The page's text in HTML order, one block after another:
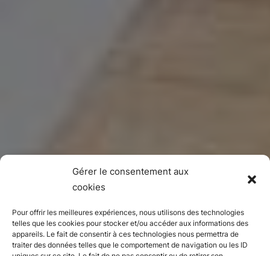
Gérer le consentement aux
cookies
Pour offrir les meilleures expériences, nous utilisons des technologies
telles que les cookies pour stocker et/ou accéder aux informations des
appareils. Le fait de consentir à ces technologies nous permettra de
traiter des données telles que le comportement de navigation ou les ID